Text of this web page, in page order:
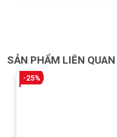
SẢN PHẨM LIÊN QUAN
-25%